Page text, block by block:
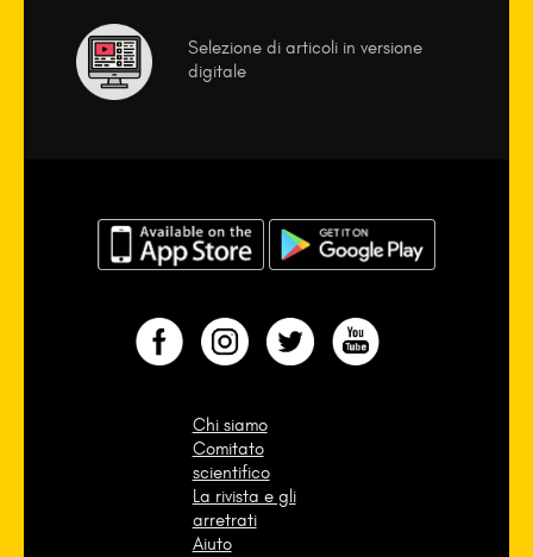
Selezione di articoli in versione
digitale
Chi siamo
Comitato
scientifico
La rivista e gli
arretrati
Aiuto